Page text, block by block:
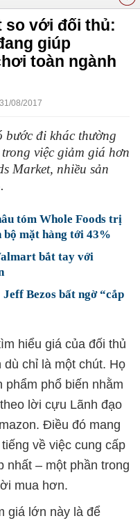
so với đối thủ:
giúp
toàn ngành
08/2017
bước đi khác thường
việc giảm giá hơn
Market, nhiều sản
tóm Whole Foods trị
bộ mặt hàng tới 43%
bắt tay với
Bezos bất ngờ “cắp
hiểu giá của đối thủ
chỉ là một chút. Họ
phẩm phổ biến nhằm
lời cựu Lãnh đạo
Điều đó mang
về việc cung cấp
nhất – một phần trong
mua hơn.
giá lớn này là để